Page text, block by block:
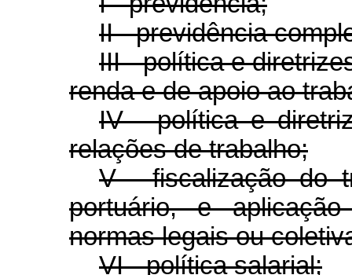
II - previdência
III - política e
renda e de apoio ao
IV - política e
relações de trabalho;
V - fiscalização do
portuário, e
normas legais ou
VI - política salarial;